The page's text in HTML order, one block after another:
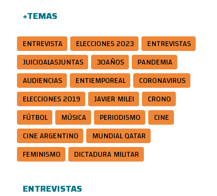
+TEMAS
ENTREVISTA ELECCIONES 2023
ENTREVISTAS
JUICIOALASJUNTAS
30AÑOS
PANDEMIA
AUDIENCIAS
ENTIEMPOREAL
CORONAVIRUS
ELECCIONES 2019
JAVIER MILEI
CRONO
FÚTBOL
MÚSICA PERIODISMO
CINE
CINE ARGENTINO
MUNDIAL QATAR
FEMINISMO
DICTADURA MILITAR
ENTREVISTAS